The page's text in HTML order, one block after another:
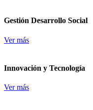
Gestión Desarrollo Social
Ver más
Innovación y Tecnología
Ver más